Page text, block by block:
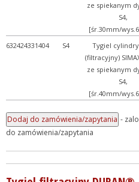
ze spiekanym
S4,
[śr.30mm/
632424331404 S4
Tygiel
(filtracyjny)
ze spiekanym
S4,
[śr.40mm/
-
do zamówienia/zapytania